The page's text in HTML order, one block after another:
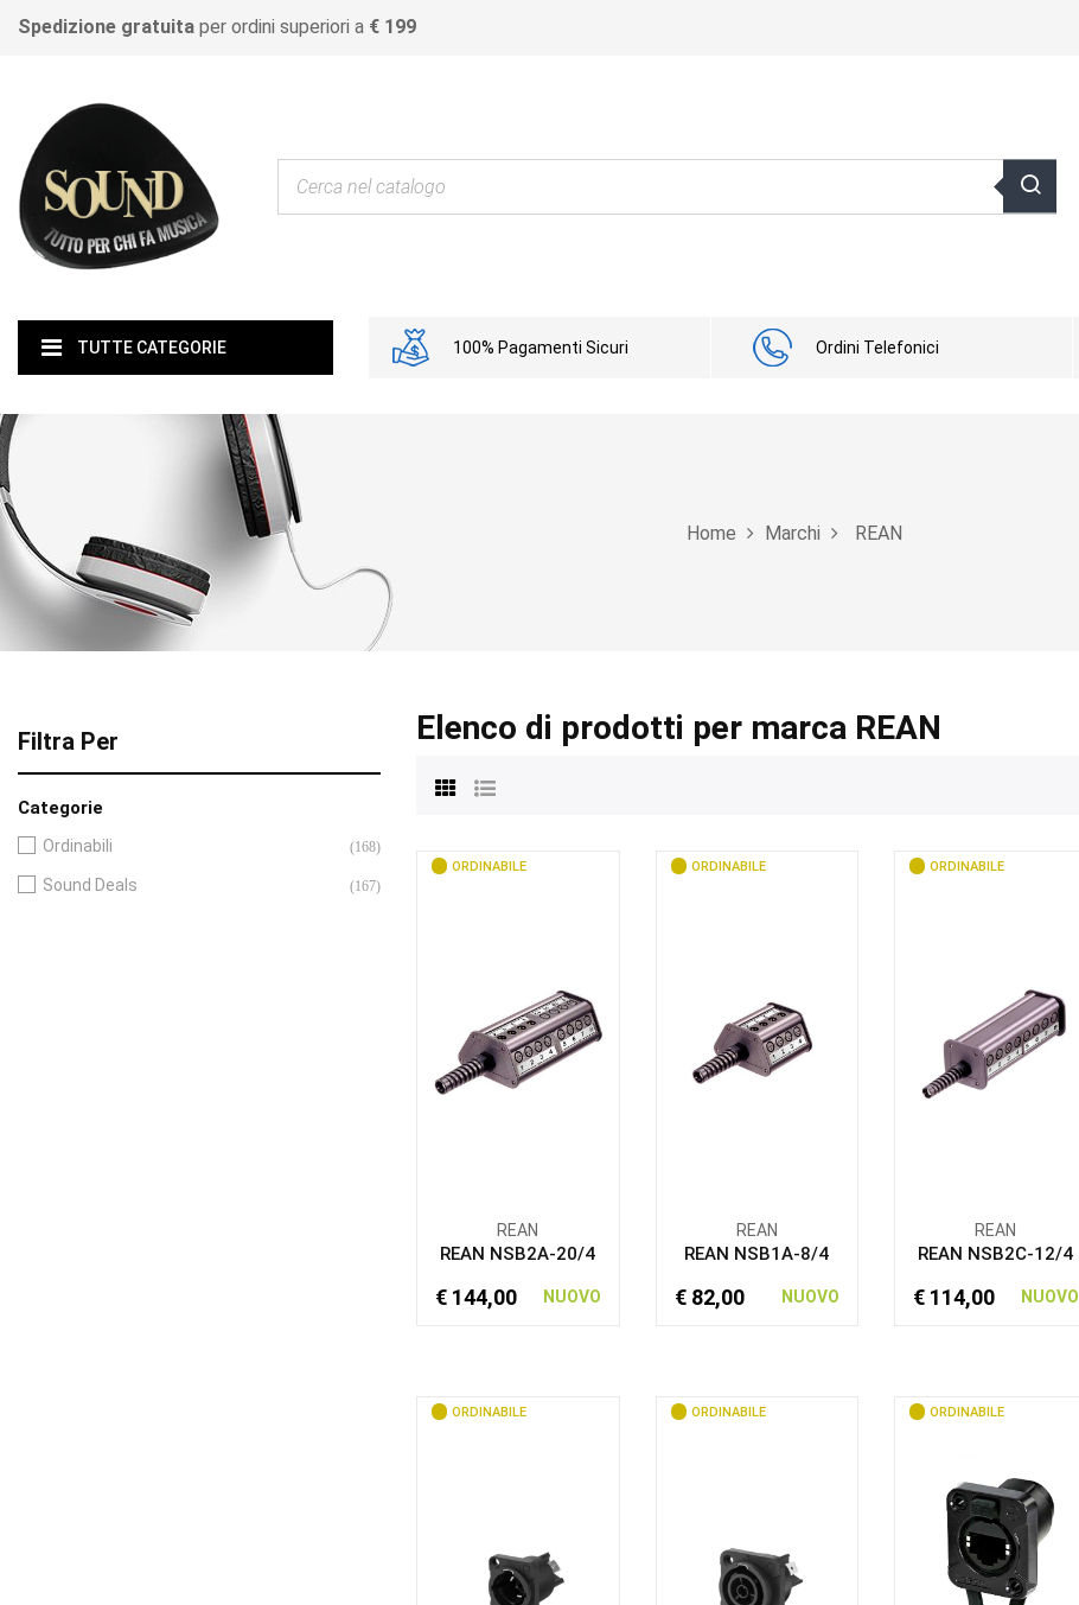
Spedizione gratuita per ordini superiori a € 199
TUTTE CATEGORIE 100% Pagamenti Sicuri Ordini Telefonici
Home Marchi REAN
Filtra Per
Categorie
Ordinabili (168)
Sound Deals (167)
Elenco di prodotti per marca REAN
ORDINABILE
REAN
REAN NSB2A-20/4
€ 144,00 NUOVO
ORDINABILE
REAN
REAN NSB1A-8/4
€ 82,00 NUOVO
ORDINABILE
REAN
REAN NSB2C-12/4
€ 114,00 NUOVO
ORDINABILE ORDINABILE ORDINABILE